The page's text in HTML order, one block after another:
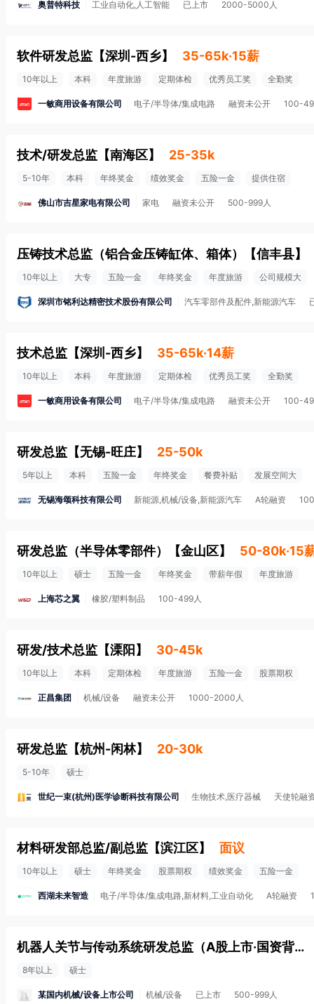
奥普特科技 工业自动化,人工智能 已上市 2000-5000人
软件研发总监 【深圳-西乡】 35-65k·15薪
10年以上 本科 年度旅游 定期体检 优秀员工奖 全勤奖
一敏商用设备有限公司 电子/半导体/集成电路 融资未公开 100-
技术/研发总监 【南海区】 25-35k
5-10年 本科 年终奖金 绩效奖金 五险一金 提供住宿
佛山市吉星家电有限公司 家电 融资未公开 500-999人
压铸技术总监（铝合金压铸缸体、箱体） 【信丰县】
10年以上 大专 五险一金 年终奖金 年度旅游 公司规模大
深圳市铭利达精密技术股份有限公司 汽车零部件及配件,新能源汽车
技术总监 【深圳-西乡】 35-65k·14薪
10年以上 本科 年度旅游 定期体检 优秀员工奖 全勤奖
一敏商用设备有限公司 电子/半导体/集成电路 融资未公开 100-
研发总监 【无锡-旺庄】 25-50k
5年以上 本科 五险一金 年终奖金 餐费补贴 发展空间大
无锡海颂科技有限公司 新能源,机械/设备,新能源汽车 A轮融资
研发总监（半导体零部件） 【金山区】 50-80k·15
10年以上 硕士 五险一金 年终奖金 带薪年假 年度旅游
上海芯之翼 橡胶/塑料制品 100-499人
研发/技术总监 【溧阳 】 30-45k
10年以上 本科 定期体检 年度旅游 五险一金 股票期权
正昌集团 机械/设备 融资未公开 1000-2000人
研发总监 【杭州-闲林】 20-30k
5-10年 硕士
世纪一束(杭州)医学诊断科技有限公司 生物技术,医疗器械 天使轮融
材料研发部总监/副总监 【滨江区】 面议
10年以上 硕士 年终奖金 股票期权 绩效奖金 五险一金
西湖未来智造 电子/半导体/集成电路,新材料,工业自动化 A轮融资
机器人关节与传动系统研发总监（A股上市·国资背景·重载轴承龙头）
8年以上 硕士
某国内机械/设备上市公司 机械/设备 已上市 500-999人